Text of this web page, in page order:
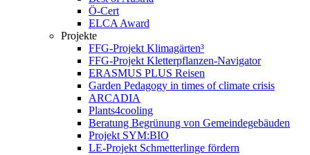
Ö-Cert
ELCA Award
Projekte
FFG-Projekt Klimagärten³
FFG-Projekt Kletterpflanzen-Navigator
ERASMUS PLUS Reisen
Garden Pedagogy in times of climate crisis
ARCADIA
Plants4cooling
Beratung Begrünung von Gemeindegebäuden
Projekt SYM:BIO
LE-Projekt Schmetterlinge fördern